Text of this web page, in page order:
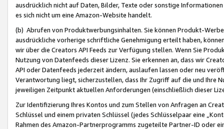
ausdrücklich nicht auf Daten, Bilder, Texte oder sonstige
es sich nicht um eine Amazon-Website handelt.
(b) Abrufen von Produktwerbungsinhalten. Sie können Produkt-
ausdrückliche vorherige schriftliche Genehmigung erteilt haben,
wir über die Creators API Feeds zur Verfügung stellen. Wenn Sie
Nutzung von Datenfeeds dieser Lizenz. Sie erkennen an, dass wir
API oder Datenfeeds jederzeit ändern, auslaufen lassen oder neu
Verantwortung liegt, sicherzustellen, dass Ihr Zugriff auf die und Ihre
jeweiligen Zeitpunkt aktuellen Anforderungen (einschließlich dieser
Zur Identifizierung Ihres Kontos und zum Stellen von Anfragen an
Schlüssel und einem privaten Schlüssel (jedes Schlüsselpaar eine
Rahmen des Amazon-Partnerprogramms zugeteilte Partner-ID oder